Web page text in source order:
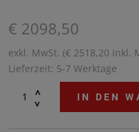
€ 2098,50
exkl. MwSt. (€ 2518,20 inkl.
Lieferzeit: 5-7 Werktage
^
^
IN DEN